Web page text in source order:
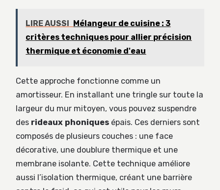
LIRE AUSSI
Mélangeur de cuisine : 3
critères techniques pour allier précision
thermique et économie d'eau
Cette approche fonctionne comme un
amortisseur. En installant une tringle sur toute la
largeur du mur mitoyen, vous pouvez suspendre
des rideaux phoniques épais. Ces derniers sont
composés de plusieurs couches : une face
décorative, une doublure thermique et une
membrane isolante. Cette technique améliore
aussi l’isolation thermique, créant une barrière